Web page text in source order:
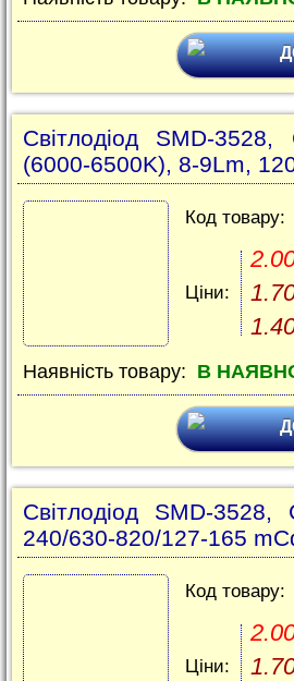
Світлодіод SMD-
(6000-6500K), 8-9Lm,
Код товару:
Ціни:
Наявність товару: В
Світлодіод SMD-
240/630-820/127-165
Код товару:
Ціни: